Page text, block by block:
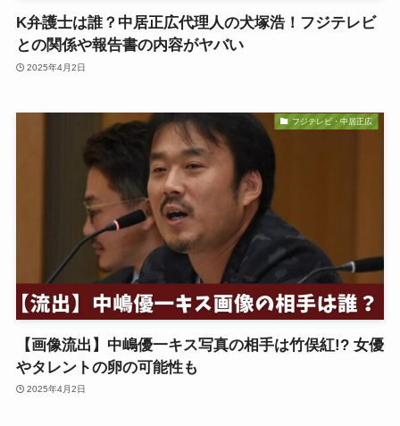
K弁護士は誰？中居正広代理人の犬塚浩！フジテレビ
との関係や報告書の内容がヤバい
2025年4月2日
フジテレビ・中居正広
【画像流出】中嶋優一キス写真の相手は竹俣紅!? 女優
やタレントの卵の可能性も
2025年4月2日